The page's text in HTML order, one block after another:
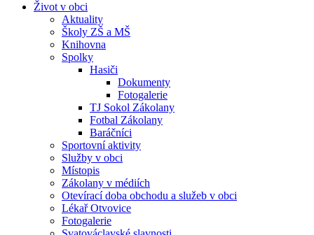
Život v obci
Aktuality
Školy ZŠ a MŠ
Knihovna
Spolky
Hasiči
Dokumenty
Fotogalerie
TJ Sokol Zákolany
Fotbal Zákolany
Baráčníci
Sportovní aktivity
Služby v obci
Místopis
Zákolany v médiích
Otevírací doba obchodu a služeb v obci
Lékař Otvovice
Fotogalerie